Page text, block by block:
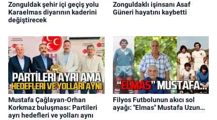
Zonguldak şehir içi geçiş yolu
Karaelmas diyarının kaderini
değiştirecek
Zonguldaklı işinsanı Asaf
Güneri hayatını kaybetti
Mustafa Çağlayan-Orhan
Korkmaz buluşması: Partileri
ayrı hedefleri ve yolları aynı
Filyos Futbolunun akıcı sol
ayağı: ''Elmas'' Mustafa Uzun…